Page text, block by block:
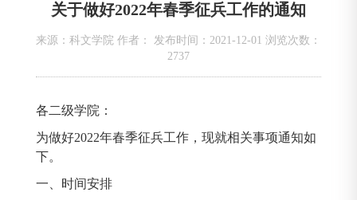
关于做好2022年春季征兵工作的通知
来源：科文学院 作者： 发布时间：2021-12-01 浏览次数：
2737
各二级学院：
为做好2022年春季征兵工作，现就相关事项通知如
下。
一、时间安排